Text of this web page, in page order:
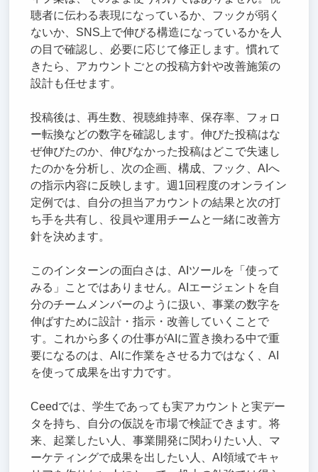
聴者に伝わる表現になっているか、フックが弱く
ないか、SNS上で伸びる構造になっているかを人
の目で確認し、必要に応じて修正します。慣れて
きたら、アカウントごとの投稿方針や改善施策の
設計も任せます。
投稿後は、再生数、視聴維持率、保存率、フォロ
ー転換などの数字を確認します。伸びた投稿はな
ぜ伸びたのか、伸びなかった投稿はどこで失速し
たのかを分析し、次の企画、構成、フック、AIへ
の指示内容に反映します。週1回程度のオンライン
定例では、自分の担当アカウントの結果と次の打
ち手を共有し、役員や運用チームと一緒に改善方
針を決めます。
このインターンの面白さは、AIツールを「使って
みる」ことではありません。AIエージェントを自
分のチームメンバーのように扱い、事業の数字を
伸ばすために設計・指示・改善していくことで
す。これから多くの仕事がAIに置き換わる中で重
要になるのは、AIに作業をさせる力ではなく、AI
を使って成果を出す力です。
Ceedでは、学生であっても実アカウントと実デー
タを持ち、自分の仮説を市場で検証できます。将
来、起業したい人、事業開発に関わりたい人、マ
ーケティングで成果を出したい人、AI領域でキャ